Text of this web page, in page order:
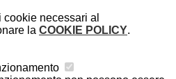
necessari al
la COOKIE POLICY.